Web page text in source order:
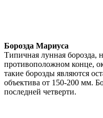
Борозда Мариуса
Типичная лунная борозда,
противоположном конце,
такие борозды являются
объектива от 150-200 мм.
последней четверти.